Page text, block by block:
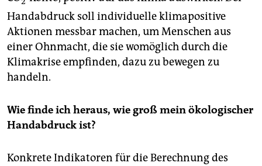
Handabdruck soll individuelle klimapositive
Aktionen messbar machen, um Menschen aus
einer Ohnmacht, die sie womöglich durch die
Klimakrise empfinden, dazu zu bewegen zu
handeln.
Wie finde ich heraus, wie groß mein ökologischer
Handabdruck ist?
Konkrete Indikatoren für die Berechnung des